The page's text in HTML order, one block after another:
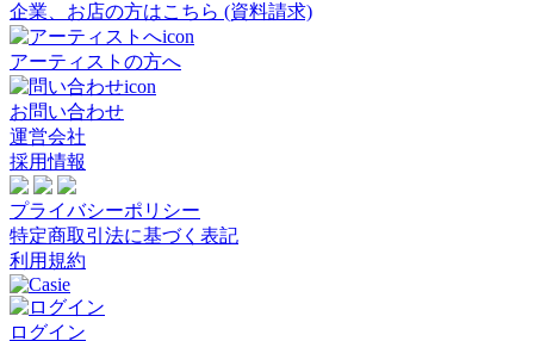
企業、お店の方はこちら (資料請求)
アーティストの方へ
お問い合わせ
運営会社
採用情報
プライバシーポリシー
特定商取引法に基づく表記
利用規約
ログイン